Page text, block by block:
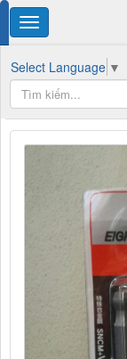
Select Language ▼